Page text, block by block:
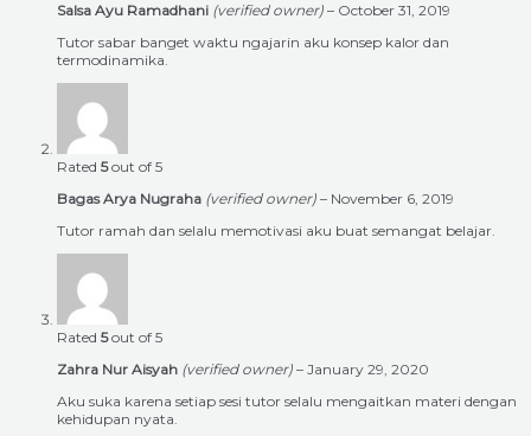
Salsa Ayu Ramadhani (verified owner) – October 31, 2019
Tutor sabar banget waktu ngajarin aku konsep kalor dan
termodinamika.
Rated 5out of 5
Bagas Arya Nugraha (verified owner) – November 6, 2019
Tutor ramah dan selalu memotivasi aku buat semangat belajar.
Rated 5out of 5
Zahra Nur Aisyah (verified owner) – January 29, 2020
Aku suka karena setiap sesi tutor selalu mengaitkan materi dengan
kehidupan nyata.